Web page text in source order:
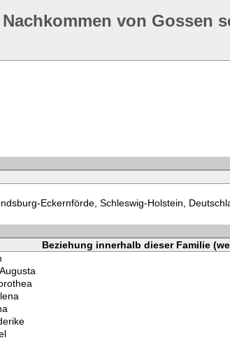
von Gossen
Eckernförde, Schleswig-Holstein,
Beziehung innerhalb dieser Familie